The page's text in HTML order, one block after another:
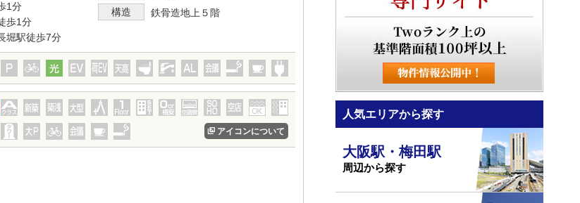
1分
歩1分
堀駅徒歩7分
構造
鉄骨造地上５階
アイコンについて
人気エリアから探す
大阪駅・梅田駅
周辺から探す